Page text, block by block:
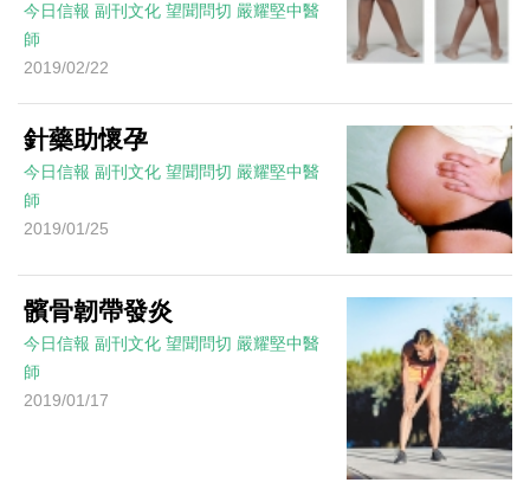
今日信報 副刊文化 望聞問切 嚴耀堅中醫
師
2019/02/22
針藥助懷孕
今日信報 副刊文化 望聞問切 嚴耀堅中醫
師
2019/01/25
髕骨韌帶發炎
今日信報 副刊文化 望聞問切 嚴耀堅中醫
師
2019/01/17